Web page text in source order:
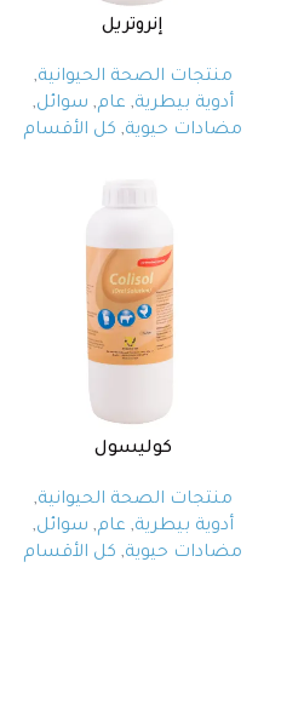
إنروتريل
منتجات الصحة الحيوانية,
أدوية بيطرية, عام, سوائل,
مضادات حيوية, كل الأقسام
كوليسول
منتجات الصحة الحيوانية,
أدوية بيطرية, عام, سوائل,
مضادات حيوية, كل الأقسام